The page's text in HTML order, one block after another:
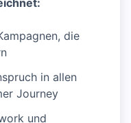
die
in allen
Journey
und